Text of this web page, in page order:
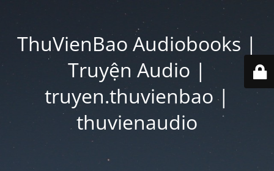
ThuVienBao Audiobooks |
Truyện Audio |
truyen.thuvienbao |
thuvienaudio